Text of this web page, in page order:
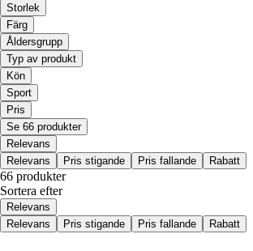
Storlek
Färg
Åldersgrupp
Typ av produkt
Kön
Sport
Pris
Se 66 produkter
Relevans
Relevans
Pris stigande Pris fallande Rabatt
66 produkter
Sortera efter
Relevans
Relevans
Pris stigande Pris fallande Rabatt